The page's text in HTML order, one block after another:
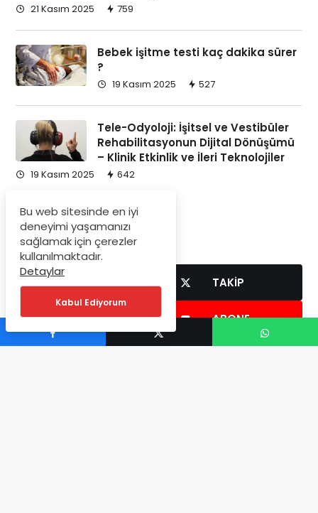
21 Kasım 2025 759
Bebek işitme testi kaç dakika sürer
?
19 Kasım 2025 527
Tele-Odyoloji: İşitsel ve Vestibüler
Rehabilitasyonun Dijital Dönüşümü
– Klinik Etkinlik ve İleri Teknolojiler
19 Kasım 2025 642
Bizi Takip Edin
BEĞEN TAKIP
TAKIP ABONE
Bu web sitesinde en iyi
deneyimi yaşamanızı
sağlamak için çerezler
kullanılmaktadır.
Detaylar
Kabul Ediyorum